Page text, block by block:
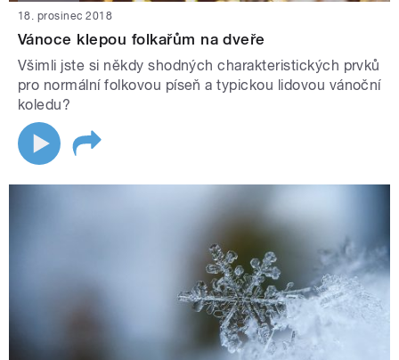
18. prosinec 2018
Vánoce klepou folkařům na dveře
Všimli jste si někdy shodných charakteristických prvků
pro normální folkovou píseň a typickou lidovou vánoční
koledu?